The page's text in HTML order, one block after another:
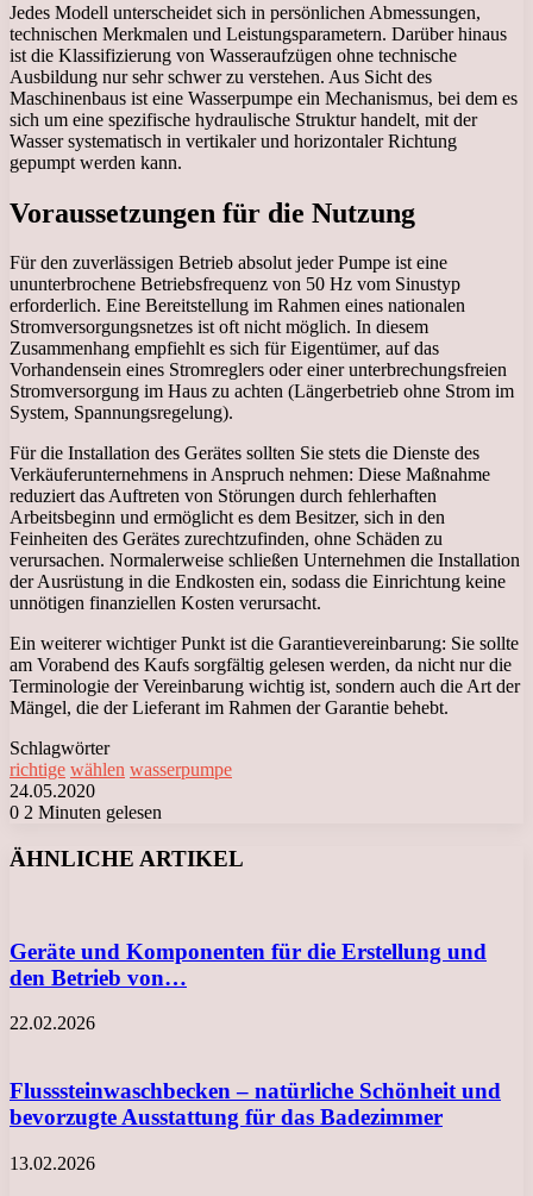
Jedes Modell unterscheidet sich in persönlichen Abmessungen,
technischen Merkmalen und Leistungsparametern. Darüber hinaus
ist die Klassifizierung von Wasseraufzügen ohne technische
Ausbildung nur sehr schwer zu verstehen. Aus Sicht des
Maschinenbaus ist eine Wasserpumpe ein Mechanismus, bei dem es
sich um eine spezifische hydraulische Struktur handelt, mit der
Wasser systematisch in vertikaler und horizontaler Richtung
gepumpt werden kann.
Voraussetzungen für die Nutzung
Für den zuverlässigen Betrieb absolut jeder Pumpe ist eine
ununterbrochene Betriebsfrequenz von 50 Hz vom Sinustyp
erforderlich. Eine Bereitstellung im Rahmen eines nationalen
Stromversorgungsnetzes ist oft nicht möglich. In diesem
Zusammenhang empfiehlt es sich für Eigentümer, auf das
Vorhandensein eines Stromreglers oder einer unterbrechungsfreien
Stromversorgung im Haus zu achten (Längerbetrieb ohne Strom im
System, Spannungsregelung).
Für die Installation des Gerätes sollten Sie stets die Dienste des
Verkäuferunternehmens in Anspruch nehmen: Diese Maßnahme
reduziert das Auftreten von Störungen durch fehlerhaften
Arbeitsbeginn und ermöglicht es dem Besitzer, sich in den
Feinheiten des Gerätes zurechtzufinden, ohne Schäden zu
verursachen. Normalerweise schließen Unternehmen die Installation
der Ausrüstung in die Endkosten ein, sodass die Einrichtung keine
unnötigen finanziellen Kosten verursacht.
Ein weiterer wichtiger Punkt ist die Garantievereinbarung: Sie sollte
am Vorabend des Kaufs sorgfältig gelesen werden, da nicht nur die
Terminologie der Vereinbarung wichtig ist, sondern auch die Art der
Mängel, die der Lieferant im Rahmen der Garantie behebt.
Schlagwörter
richtige wählen wasserpumpe
24.05.2020
0 2 Minuten gelesen
ÄHNLICHE ARTIKEL
Geräte und Komponenten für die Erstellung und
den Betrieb von…
22.02.2026
Flusssteinwaschbecken – natürliche Schönheit und
bevorzugte Ausstattung für das Badezimmer
13.02.2026